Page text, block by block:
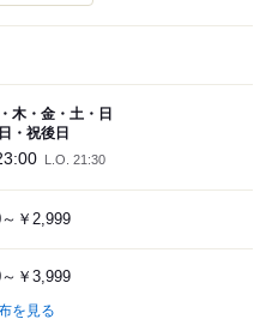
木・金・土・日
・祝後日
L.O. 21:30
￥2,999
￥3,999
を見る